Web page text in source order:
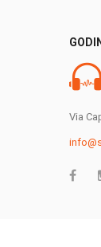
Via